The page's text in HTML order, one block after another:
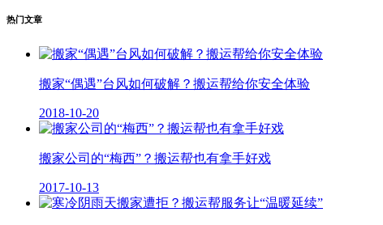
热门文章
搬家“偶遇”台风如何破解？搬运帮给你安全体验
2018-10-20
搬家公司的“梅西”？搬运帮也有拿手好戏
2017-10-13